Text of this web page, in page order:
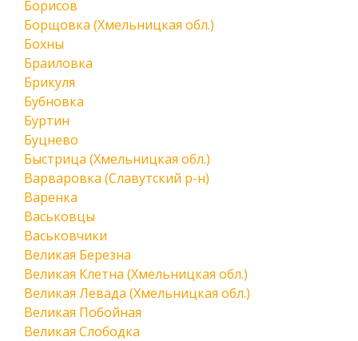
Борисов
Борщовка (Хмельницкая обл.)
Бохны
Браиловка
Брикуля
Бубновка
Буртин
Буцнево
Быстрица (Хмельницкая обл.)
Варваровка (Славутский р-н)
Варенка
Васьковцы
Васьковчики
Великая Березна
Великая Клетна (Хмельницкая обл.)
Великая Левада (Хмельницкая обл.)
Великая Побойная
Великая Слободка